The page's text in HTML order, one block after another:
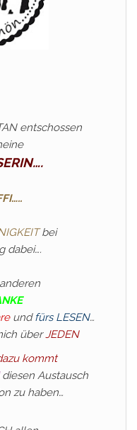
entschossen
bei
dabei….
undfürs LESEN…
überJEDEN
kommt
diesen Austausch
zu haben…